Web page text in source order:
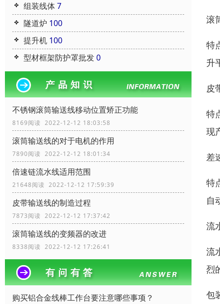
组装线体7
隧道炉 100
提升机 100
型材框架防护罩批发0
不锈钢滚筒输送线移动位置矫正功能
8169阅读 2022-12-12 18:03:58
滚筒输送线的对于电机的作用
7890阅读 2022-12-12 18:01:34
倍速链流水线适用范围
21648阅读 2022-12-12 17:59:39
皮带输送线的制造过程
7873阅读 2022-12-12 17:37:42
滚筒输送线的变频器的改进
8338阅读 2022-12-12 17:26:41
购买铝合金线棒工作台要注意哪些事项？
滚
特
升
皮
特
现
差
特
自
流
流
烈
包